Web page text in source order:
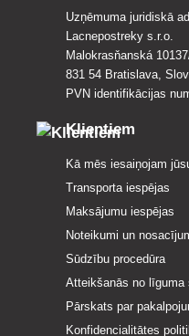
Uzņēmuma juridiskā
Lacnepostreky s.r.o.
Malokrasňanská
831 54 Bratislava,
PVN identifikācijas
Klientiem
Kā mēs iesaiņojam
Transporta iespējas
Maksājumu iespējas
Noteikumi un
Sūdzību procedūra
Atteikšanās no līguma
Pārskats par
Konfidencialitātes